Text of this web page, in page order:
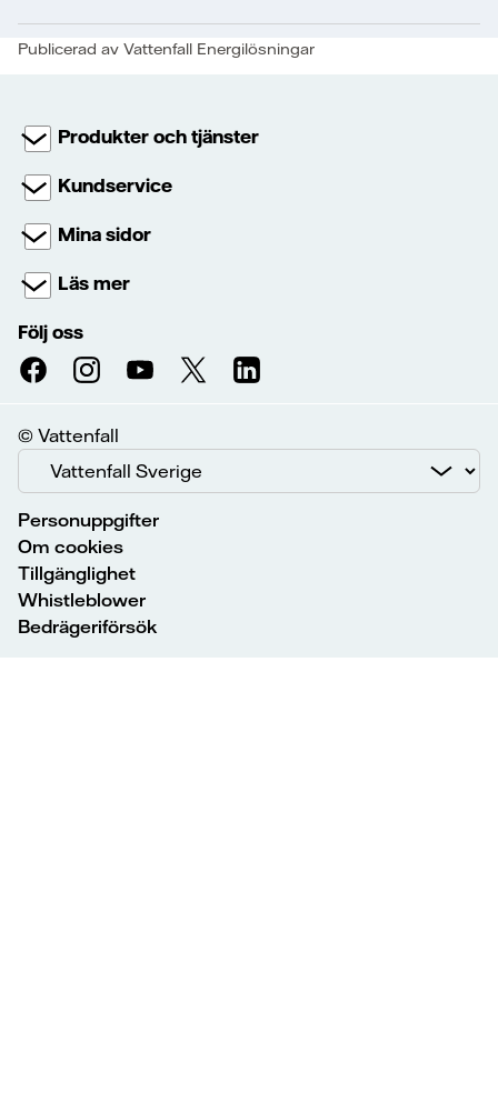
Publicerad av Vattenfall Energilösningar
Produkter och tjänster
Kundservice
Mina sidor
Läs mer
Följ oss
© Vattenfall
Personuppgifter
Om cookies
Tillgänglighet
Whistleblower
Bedrägeriförsök